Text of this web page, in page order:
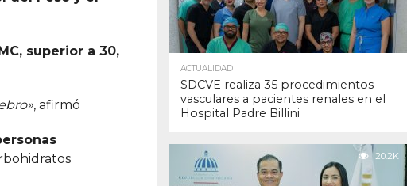
superior a 30,
, afirmó
ACTUALIDAD
SDCVE realiza 35 procedimientos
vasculares a pacientes renales en el
Hospital Padre Billini
20.2K